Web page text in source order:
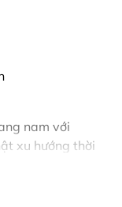
nam với
xu hướng thời
hàng những